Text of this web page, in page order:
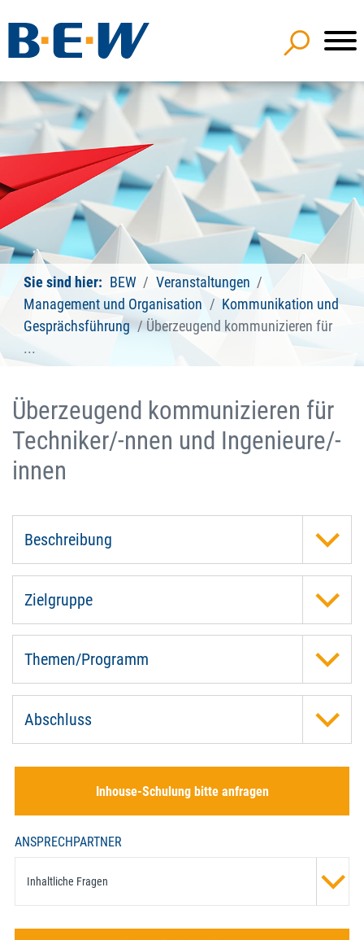
Sie sind hier: BEW
Veranstaltungen
Management und Organisation
Kommunikation und
Gesprächsführung
Überzeugend kommunizieren für
...
Überzeugend kommunizieren für
Techniker/-nnen und Ingenieure/-
innen
Beschreibung
Zielgruppe
Themen/Programm
Abschluss
Inhouse-Schulung bitte anfragen
ANSPRECHPARTNER
Inhaltliche Fragen